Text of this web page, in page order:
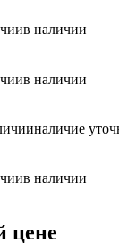
в наличии
в наличии
наличие
в наличии
цене